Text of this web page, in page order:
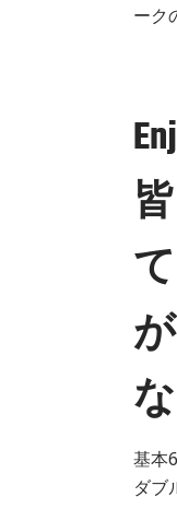
ーク
基本
ダブ